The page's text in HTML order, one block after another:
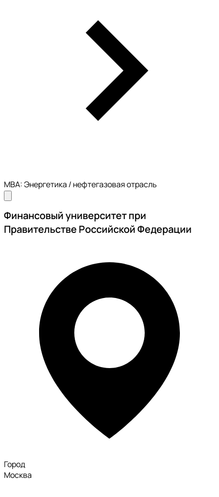
MBA: Энергетика / нефтегазовая отрасль
Финансовый университет при
Правительстве Российской Федерации
Город
Москва